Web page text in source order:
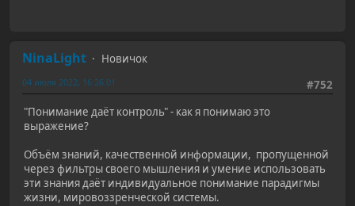
NinaLight
Новичок
#752
04 июля 2022, 16:26:01
"Понимание даёт контроль" - как я понимаю это
выражение?
Объём знаний, качественной информации, пропущенной
через фильтры своего мышления и умение использовать
эти знания даёт индивидуальное понимание парадигмы
жизни, мировоззренческой системы.